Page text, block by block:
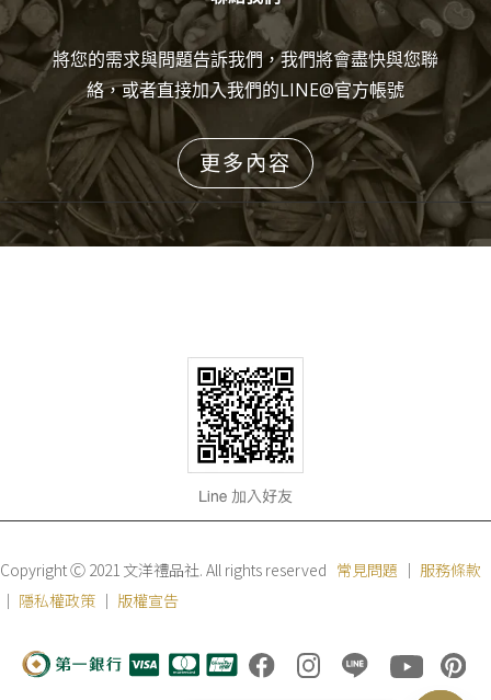
將您的需求與問題告訴我們，我們將會盡快與您聯
絡，或者直接加入我們的LINE@官方帳號
更多內容
Copyright Ⓒ 2021 文洋禮品社. All rights reserved 常見問題 ｜ 服務條款
｜ 隱私權政策 ｜ 版權宣告